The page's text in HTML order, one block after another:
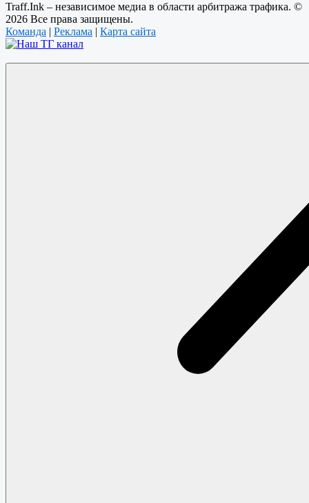
Traff.Ink – независимое медиа в области арбитража трафика. ©
2026 Все права защищены.
Команда | Реклама | Карта сайта